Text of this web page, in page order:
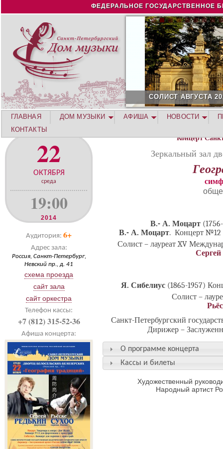
Jump to navigation
ФЕДЕРАЛЬНОЕ ГОСУДАРСТВЕННОЕ
СОЛИСТ АВГУСТА 2026
22
ОКТЯБРЯ
среда
19:00
2014
Аудитория: 6+
Адрес зала:
Россия, Санкт-Петербург,
Невский пр., д. 41
схема проезда
сайт зала
сайт оркестра
Телефон кассы:
+7 (812) 315-52-36
Афиша концерта:
Концерт
Зеркальный зал
В.- А. Моцарт
В.- А. Моцарт. Концерт №12
Солист – лауреат XV
Сергей
Я. Сибелиус (1865-1957)
Солист –
Санкт-Петербургский
Дирижер –
О программе концерта
Кассы и билеты
Художественный
Народный артист
ГЛАВНАЯ ДОМ МУЗЫКИ АФИША НОВОСТИ
КОНТАКТЫ